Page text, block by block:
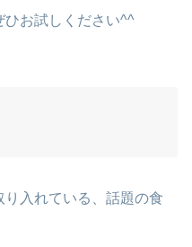
ひお試しください^^
入れている、話題の食